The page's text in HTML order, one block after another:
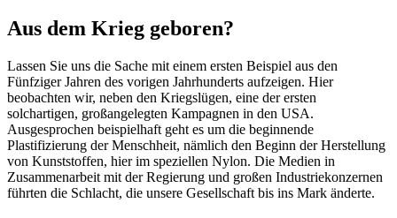
Aus dem Krieg geboren?
Lassen Sie uns die Sache mit einem ersten Beispiel aus den
Fünfziger Jahren des vorigen Jahrhunderts aufzeigen. Hier
beobachten wir, neben den Kriegslügen, eine der ersten
solchartigen, großangelegten Kampagnen in den USA.
Ausgesprochen beispielhaft geht es um die beginnende
Plastifizierung der Menschheit, nämlich den Beginn der Herstellung
von Kunststoffen, hier im speziellen Nylon. Die Medien in
Zusammenarbeit mit der Regierung und großen Industriekonzernen
führten die Schlacht, die unsere Gesellschaft bis ins Mark änderte.